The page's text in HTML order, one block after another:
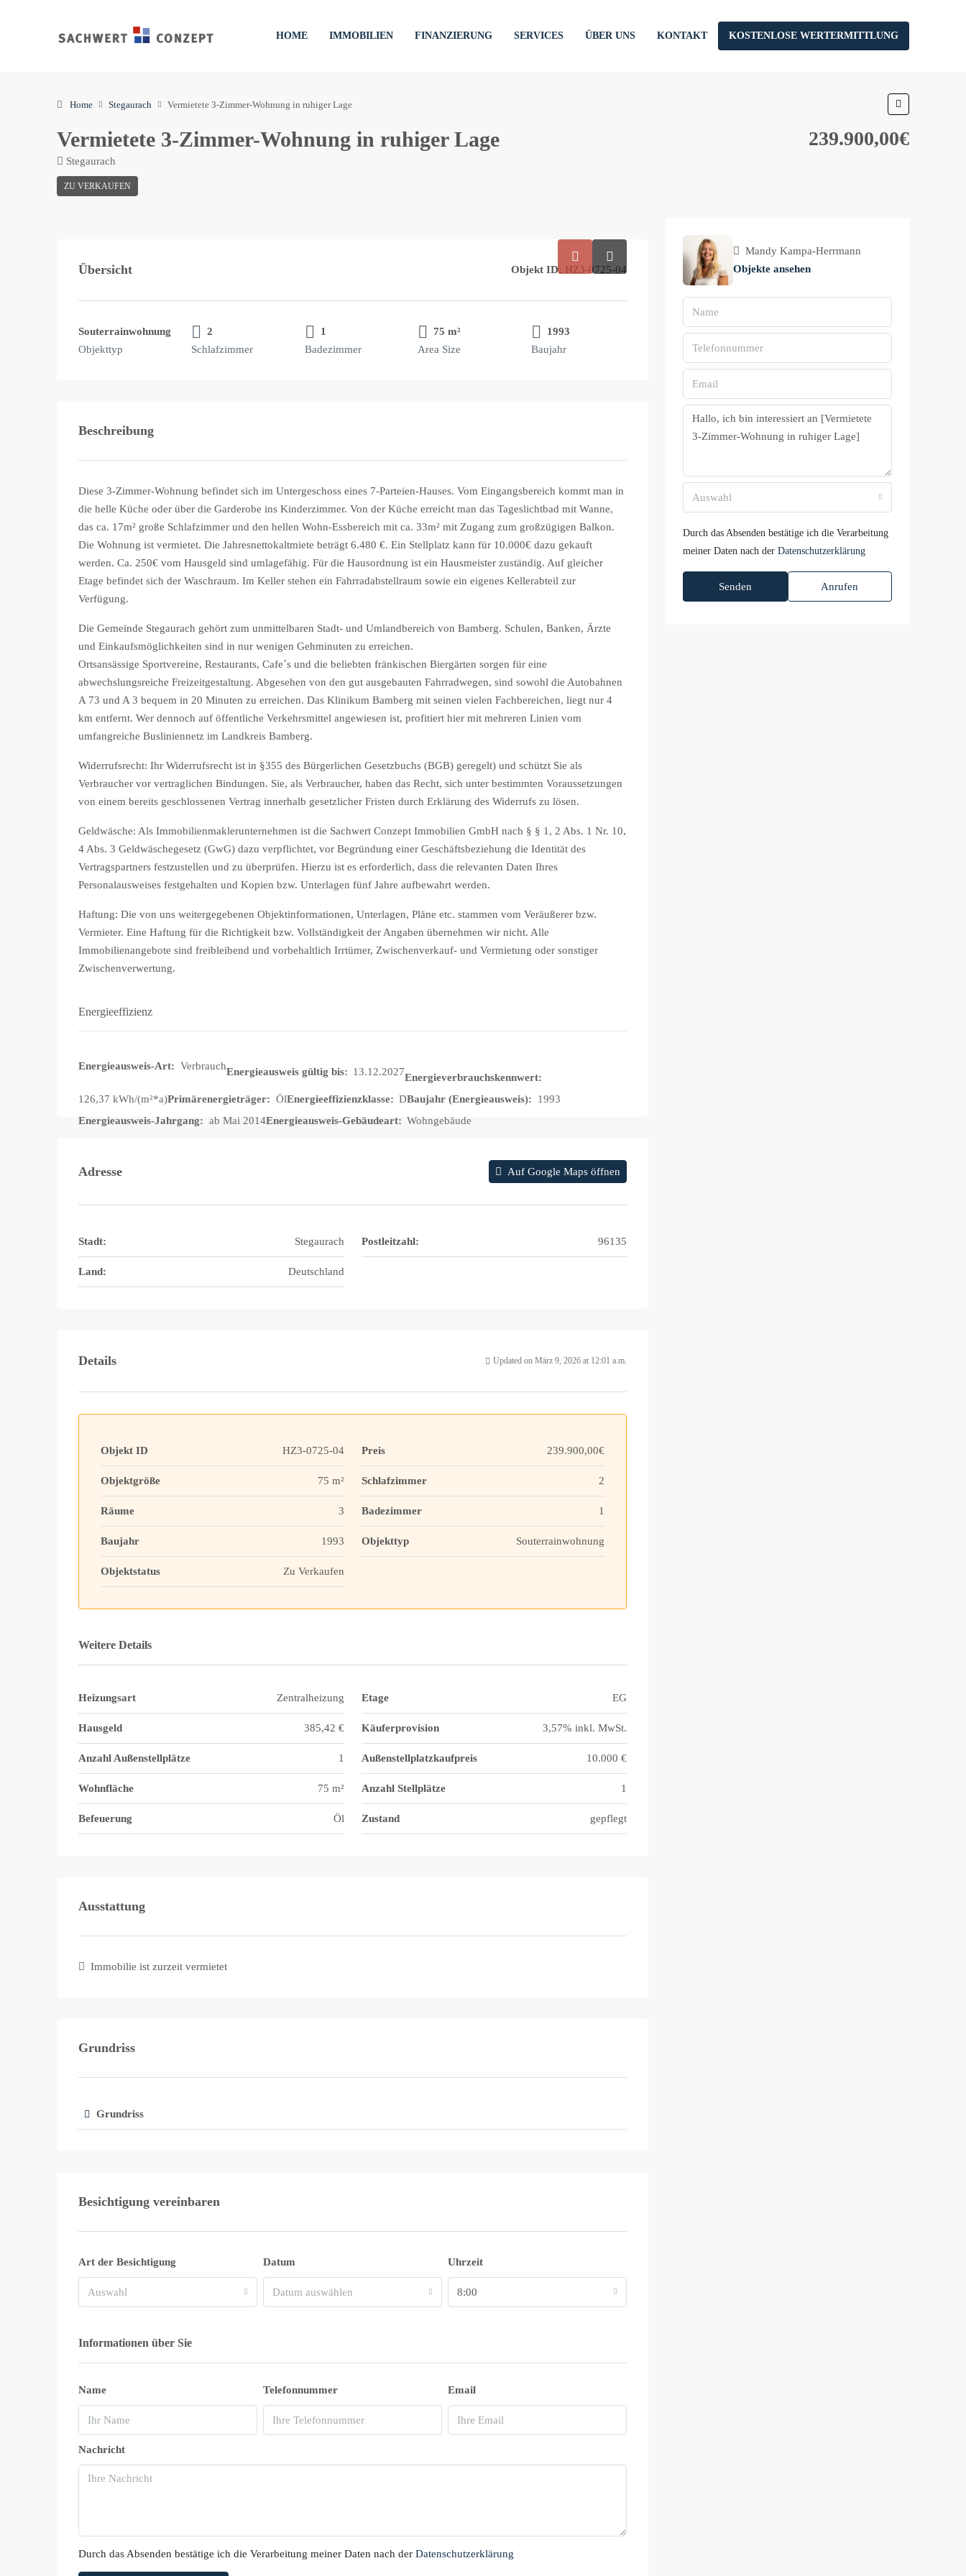
HOME IMMOBILIEN FINANZIERUNG SERVICES ÜBER UNS KONTAKT KOSTENLOSE WERTERMITTLUNG
Home Stegaurach Vermietete 3-Zimmer-Wohnung in ruhiger Lage
Vermietete 3-Zimmer-Wohnung in ruhiger Lage
Stegaurach
ZU VERKAUFEN
239.900,00€
Übersicht Objekt ID: HZ3-0725-04
Souterrainwohnung
Objekttyp
2
Schlafzimmer
1
Badezimmer
75 m²
Area Size
1993
Baujahr
Beschreibung
Diese 3-Zimmer-Wohnung befindet sich im Untergeschoss eines 7-Parteien-Hauses. Vom Eingangsbereich kommt man in
die helle Küche oder über die Garderobe ins Kinderzimmer. Von der Küche erreicht man das Tageslichtbad mit Wanne,
das ca. 17m² große Schlafzimmer und den hellen Wohn-Essbereich mit ca. 33m² mit Zugang zum großzügigen Balkon.
Die Wohnung ist vermietet. Die Jahresnettokaltmiete beträgt 6.480 €. Ein Stellplatz kann für 10.000€ dazu gekauft
werden. Ca. 250€ vom Hausgeld sind umlagefähig. Für die Hausordnung ist ein Hausmeister zuständig. Auf gleicher
Etage befindet sich der Waschraum. Im Keller stehen ein Fahrradabstellraum sowie ein eigenes Kellerabteil zur
Verfügung.
Die Gemeinde Stegaurach gehört zum unmittelbaren Stadt- und Umlandbereich von Bamberg. Schulen, Banken, Ärzte
und Einkaufsmöglichkeiten sind in nur wenigen Gehminuten zu erreichen.
Ortsansässige Sportvereine, Restaurants, Cafe´s und die beliebten fränkischen Biergärten sorgen für eine
abwechslungsreiche Freizeitgestaltung. Abgesehen von den gut ausgebauten Fahrradwegen, sind sowohl die Autobahnen
A 73 und A 3 bequem in 20 Minuten zu erreichen. Das Klinikum Bamberg mit seinen vielen Fachbereichen, liegt nur 4
km entfernt. Wer dennoch auf öffentliche Verkehrsmittel angewiesen ist, profitiert hier mit mehreren Linien vom
umfangreiche Busliniennetz im Landkreis Bamberg.
Widerrufsrecht: Ihr Widerrufsrecht ist in §355 des Bürgerlichen Gesetzbuchs (BGB) geregelt) und schützt Sie als
Verbraucher vor vertraglichen Bindungen. Sie, als Verbraucher, haben das Recht, sich unter bestimmten Voraussetzungen
von einem bereits geschlossenen Vertrag innerhalb gesetzlicher Fristen durch Erklärung des Widerrufs zu lösen.
Geldwäsche: Als Immobilienmaklerunternehmen ist die Sachwert Conzept Immobilien GmbH nach § § 1, 2 Abs. 1 Nr. 10,
4 Abs. 3 Geldwäschegesetz (GwG) dazu verpflichtet, vor Begründung einer Geschäftsbeziehung die Identität des
Vertragspartners festzustellen und zu überprüfen. Hierzu ist es erforderlich, dass die relevanten Daten Ihres
Personalausweises festgehalten und Kopien bzw. Unterlagen fünf Jahre aufbewahrt werden.
Haftung: Die von uns weitergegebenen Objektinformationen, Unterlagen, Pläne etc. stammen vom Veräußerer bzw.
Vermieter. Eine Haftung für die Richtigkeit bzw. Vollständigkeit der Angaben übernehmen wir nicht. Alle
Immobilienangebote sind freibleibend und vorbehaltlich Irrtümer, Zwischenverkauf- und Vermietung oder sonstiger
Zwischenverwertung.
Energieeffizienz
Energieausweis-Art: VerbrauchEnergieausweis gültig bis: 13.12.2027Energieverbrauchskennwert:
126,37 kWh/(m²*a)Primärenergieträger: ÖlEnergieeffizienzklasse: DBaujahr (Energieausweis):
1993
Energieausweis-Jahrgang: ab Mai 2014Energieausweis-Gebäudeart: Wohngebäude
Adresse Auf Google Maps öffnen
Stadt: Stegaurach Postleitzahl: 96135
Land: Deutschland
Details Updated on März 9, 2026 at 12:01 a.m.
Objekt ID HZ3-0725-04 Preis 239.900,00€
Objektgröße 75 m² Schlafzimmer 2
Räume 3 Badezimmer 1
Baujahr 1993 Objekttyp Souterrainwohnung
Objektstatus Zu Verkaufen
Weitere Details
Heizungsart Zentralheizung Etage EG
Hausgeld 385,42 € Käuferprovision 3,57% inkl. MwSt.
Anzahl Außenstellplätze 1 Außenstellplatzkaufpreis 10.000 €
Wohnfläche 75 m² Anzahl Stellplätze 1
Befeuerung Öl Zustand gepflegt
Ausstattung
Immobilie ist zurzeit vermietet
Grundriss
Grundriss
Besichtigung vereinbaren
Art der Besichtigung
Auswahl
Datum
Datum auswählen
Uhrzeit
8:00
Informationen über Sie
Name Telefonnummer Email
Nachricht
Durch das Absenden bestätige ich die Verarbeitung meiner Daten nach der Datenschutzerklärung
Mandy Kampa-Herrmann
Objekte ansehen
Auswahl
Durch das Absenden bestätige ich die Verarbeitung
meiner Daten nach der Datenschutzerklärung
Senden Anrufen